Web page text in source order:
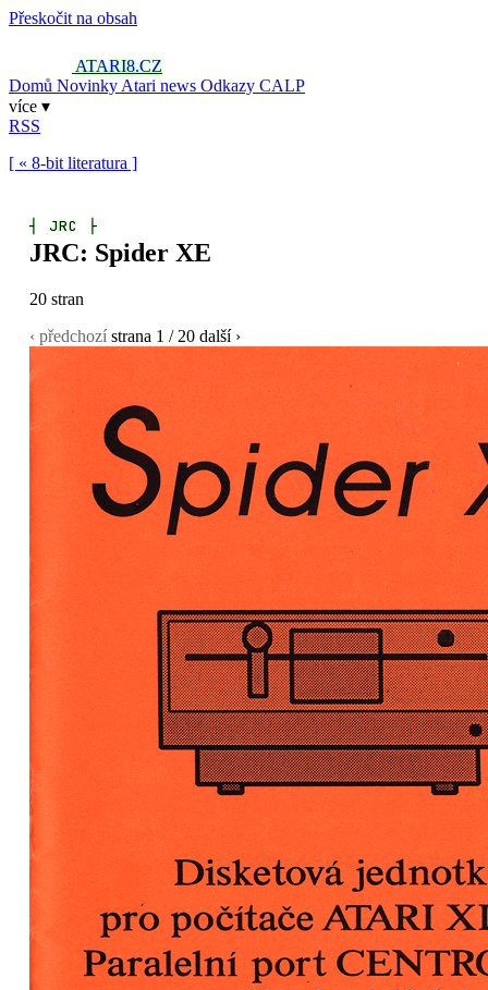
Přeskočit na obsah
ATARI8.CZ
Domů Novinky Atari news Odkazy CALP
více ▾
RSS
[ « 8-bit literatura ]
┤JRC ├
JRC: Spider XE
20 stran
‹ předchozí strana 1 / 20 další ›